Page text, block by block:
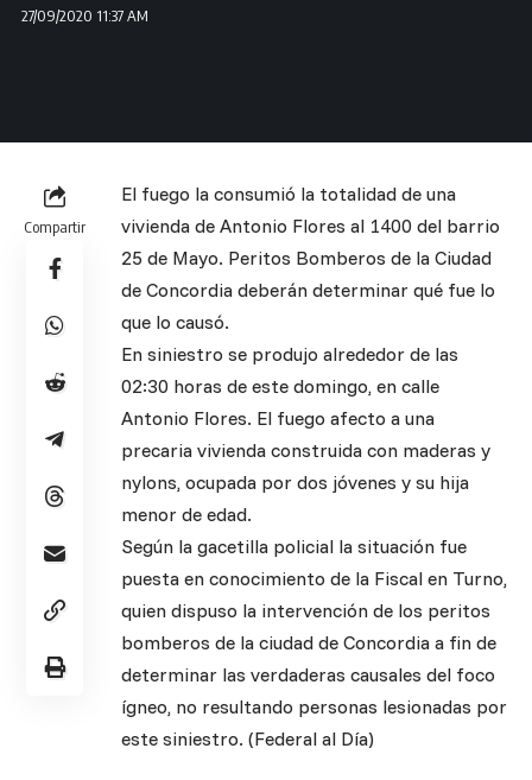
27/09/2020 11:37 AM
Compartir
El fuego la consumió la totalidad de una
vivienda de Antonio Flores al 1400 del barrio
25 de Mayo. Peritos Bomberos de la Ciudad
de Concordia deberán determinar qué fue lo
que lo causó.
En siniestro se produjo alrededor de las
02:30 horas de este domingo, en calle
Antonio Flores. El fuego afecto a una
precaria vivienda construida con maderas y
nylons, ocupada por dos jóvenes y su hija
menor de edad.
Según la gacetilla policial la situación fue
puesta en conocimiento de la Fiscal en Turno,
quien dispuso la intervención de los peritos
bomberos de la ciudad de Concordia a fin de
determinar las verdaderas causales del foco
ígneo, no resultando personas lesionadas por
este siniestro. (Federal al Día)